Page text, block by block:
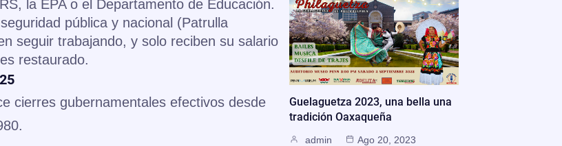
la EPA o el Departamento de Educación.
pública y nacional (Patrulla
seguir trabajando, y solo reciben su salario
restaurado.
cierres gubernamentales efectivos desde
Guelaguetza 2023, una bella una
tradición Oaxaqueña
admin Ago 20, 2023